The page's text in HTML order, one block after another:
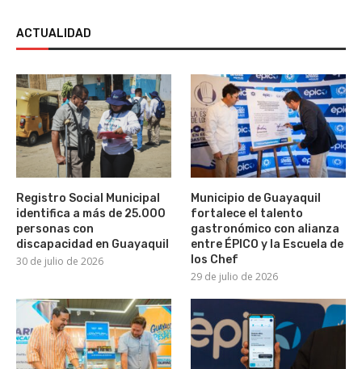
ACTUALIDAD
Registro Social Municipal
identifica a más de 25.000
personas con
discapacidad en Guayaquil
30 de julio de 2026
Municipio de Guayaquil
fortalece el talento
gastronómico con alianza
entre ÉPICO y la Escuela de
los Chef
29 de julio de 2026